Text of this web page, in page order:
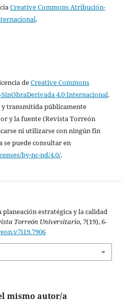
Creative Commons Atribución-
.
deCreative Commons
4.0 Internacional.
transmitida públicamente
y la fuente (Revista Torreón
ni utilizarse con ningún fin
se puede consultar en
by-nc-nd/4.0/.
planeación estratégica y la calidad
Torreón Universitario, 7(19), 6-
mismo autor/a